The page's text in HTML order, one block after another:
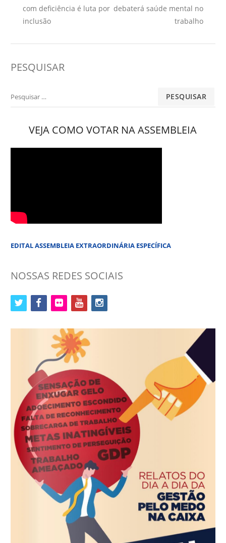
de
Post
Anterior:
com deficiência é luta por
inclusão
Artigo:
debaterá saúde mental no
trabalho
PESQUISAR
Pesquisar
VEJA COMO VOTAR NA ASSEMBLEIA
EDITAL ASSEMBLEIA EXTRAORDINÁRIA ESPECÍFICA
NOSSAS REDES SOCIAIS
twitter facebookflickr youtubeinstagram